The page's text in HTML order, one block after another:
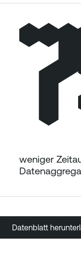
weniger
Datenblatt